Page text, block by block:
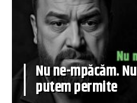
Nu ne-mpăcăm.
putem permite